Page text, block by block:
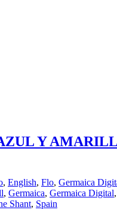
Y
, English, Flo, Germaica
, Germaica, Germaica Digital,
Shant, Spain